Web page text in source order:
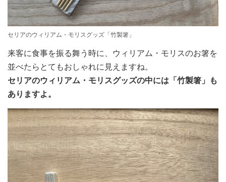
セリアのウィリアム・モリスグッズ「竹製箸」
来客に食事を振る舞う時に、ウィリアム・モリスのお箸を
並べたらとてもおしゃれに見えますね。
セリアのウィリアム・モリスグッズの中には「竹製箸」も
ありますよ。